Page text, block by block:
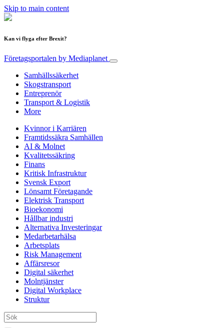
Skip to main content
Kan vi flyga efter Brexit?
Företagsportalen by Mediaplanet
Samhällssäkerhet
Skogstransport
Entreprenör
Transport & Logistik
More
Kvinnor i Karriären
Framtidssäkra Samhällen
AI & Molnet
Kvalitetssäkring
Finans
Kritisk Infrastruktur
Svensk Export
Lönsamt Företagande
Elektrisk Transport
Bioekonomi
Hållbar industri
Alternativa Investeringar
Medarbetarhälsa
Arbetsplats
Risk Management
Affärsresor
Digital säkerhet
Molntjänster
Digital Workplace
Struktur